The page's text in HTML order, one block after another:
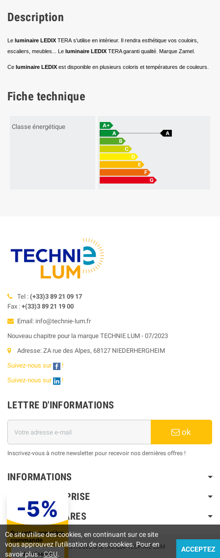
Description
Le luminaire LEDIX TERA s'utilise en intérieur. Il rendra esthétique vos couloirs,
escaliers, meubles... Le luminaire LEDIX TERA garanti qualité. Marque Zamel.
Ce luminaire LEDIX est disponible en plusieurs coloris et températures de couleurs.
Fiche technique
Classe énergétique
Tel : (+33)3 89 21 09 17
Fax : +(33)3 89 21 19 00
Email: info@technie-lum.fr
Nouveau chapitre pour la marque TECHNIE LUM - 07/2023
Adresse: ZA rue des Alpes, 68127 NIEDERHERGHEIM
Suivez-nous sur
!
Suivez-nous sur
!
LETTRE D'INFORMATIONS
ok
Inscrivez-vous à notre newsletter pour recevoir nos dernières offres !
INFORMATIONS
NOTRE ENTREPRISE
PRODUITS PHARES
Touts droits réservés © 07/2023 à la marque TECHNIE LUM
Ce site utilise des cookies, en continuant sur ce site
vous approuvez l'utilisation de ces cookies. Pour en
savoir plus :CGU.
ACCEPTEZ